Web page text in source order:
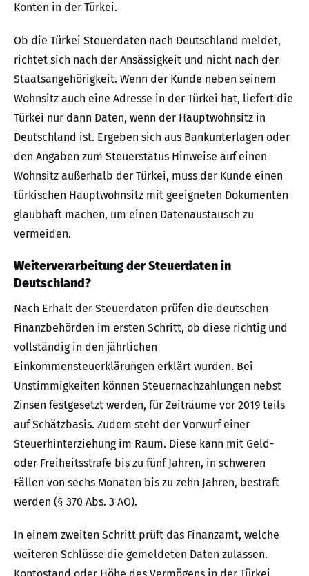
Konten in der Türkei.
Ob die Türkei Steuerdaten nach Deutschland meldet,
richtet sich nach der Ansässigkeit und nicht nach der
Staatsangehörigkeit. Wenn der Kunde neben seinem
Wohnsitz auch eine Adresse in der Türkei hat, liefert die
Türkei nur dann Daten, wenn der Hauptwohnsitz in
Deutschland ist. Ergeben sich aus Bankunterlagen oder
den Angaben zum Steuerstatus Hinweise auf einen
Wohnsitz außerhalb der Türkei, muss der Kunde einen
türkischen Hauptwohnsitz mit geeigneten Dokumenten
glaubhaft machen, um einen Datenaustausch zu
vermeiden.
Weiterverarbeitung der Steuerdaten in
Deutschland?
Nach Erhalt der Steuerdaten prüfen die deutschen
Finanzbehörden im ersten Schritt, ob diese richtig und
vollständig in den jährlichen
Einkommensteuerklärungen erklärt wurden. Bei
Unstimmigkeiten können Steuernachzahlungen nebst
Zinsen festgesetzt werden, für Zeiträume vor 2019 teils
auf Schätzbasis. Zudem steht der Vorwurf einer
Steuerhinterziehung im Raum. Diese kann mit Geld-
oder Freiheitsstrafe bis zu fünf Jahren, in schweren
Fällen von sechs Monaten bis zu zehn Jahren, bestraft
werden (§ 370 Abs. 3 AO).
In einem zweiten Schritt prüft das Finanzamt, welche
weiteren Schlüsse die gemeldeten Daten zulassen.